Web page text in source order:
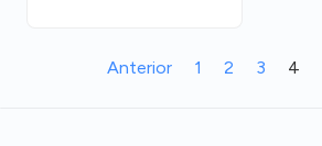
Anterior 1 2 3 4